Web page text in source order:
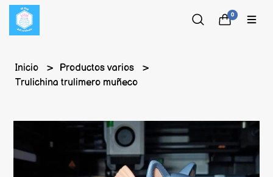
0
Inicio
Productos varios
Trulichina trulimero muñeco